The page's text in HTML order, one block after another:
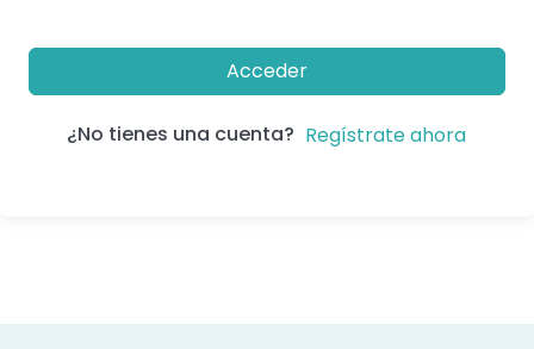
Acceder
¿No tienes una cuenta? Regístrate ahora